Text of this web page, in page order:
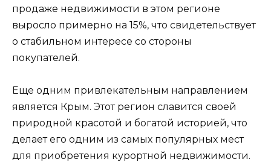
продаже недвижимости в этом регионе
выросло примерно на 15%, что свидетельствует
о стабильном интересе со стороны
покупателей.
Еще одним привлекательным направлением
является Крым. Этот регион славится своей
природной красотой и богатой историей, что
делает его одним из самых популярных мест
для приобретения курортной недвижимости.